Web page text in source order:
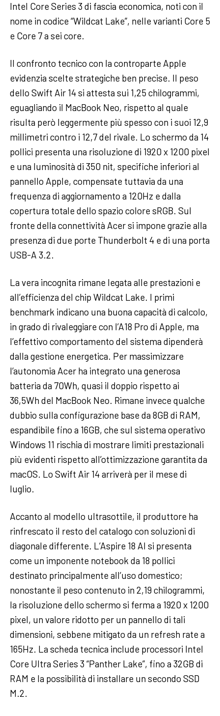
Intel Core Series 3 di fascia economica, noti con il
nome in codice “Wildcat Lake”, nelle varianti Core 5
e Core 7 a sei core.
Il confronto tecnico con la controparte Apple
evidenzia scelte strategiche ben precise. Il peso
dello Swift Air 14 si attesta sui 1,25 chilogrammi,
eguagliando il MacBook Neo, rispetto al quale
risulta però leggermente più spesso con i suoi 12,9
millimetri contro i 12,7 del rivale. Lo schermo da 14
pollici presenta una risoluzione di 1920 x 1200 pixel
e una luminosità di 350 nit, specifiche inferiori al
pannello Apple, compensate tuttavia da una
frequenza di aggiornamento a 120Hz e dalla
copertura totale dello spazio colore sRGB. Sul
fronte della connettività Acer si impone grazie alla
presenza di due porte Thunderbolt 4 e di una porta
USB-A 3.2.
La vera incognita rimane legata alle prestazioni e
all’efficienza del chip Wildcat Lake. I primi
benchmark indicano una buona capacità di calcolo,
in grado di rivaleggiare con l’A18 Pro di Apple, ma
l’effettivo comportamento del sistema dipenderà
dalla gestione energetica. Per massimizzare
l’autonomia Acer ha integrato una generosa
batteria da 70Wh, quasi il doppio rispetto ai
36,5Wh del MacBook Neo. Rimane invece qualche
dubbio sulla configurazione base da 8GB di RAM,
espandibile fino a 16GB, che sul sistema operativo
Windows 11 rischia di mostrare limiti prestazionali
più evidenti rispetto all’ottimizzazione garantita da
macOS. Lo Swift Air 14 arriverà per il mese di
luglio.
Accanto al modello ultrasottile, il produttore ha
rinfrescato il resto del catalogo con soluzioni di
diagonale differente. L’Aspire 18 AI si presenta
come un imponente notebook da 18 pollici
destinato principalmente all’uso domestico;
nonostante il peso contenuto in 2,19 chilogrammi,
la risoluzione dello schermo si ferma a 1920 x 1200
pixel, un valore ridotto per un pannello di tali
dimensioni, sebbene mitigato da un refresh rate a
165Hz. La scheda tecnica include processori Intel
Core Ultra Series 3 “Panther Lake”, fino a 32GB di
RAM e la possibilità di installare un secondo SSD
M.2.